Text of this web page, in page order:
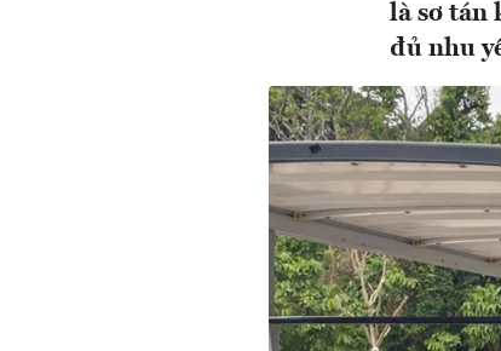
là sơ tán
đủ nhu